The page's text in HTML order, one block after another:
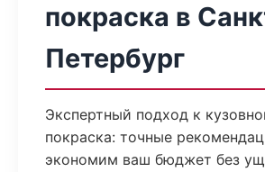
покраска в
Петербург
Экспертный подход к
покраска: точные
экономим ваш бюджет без